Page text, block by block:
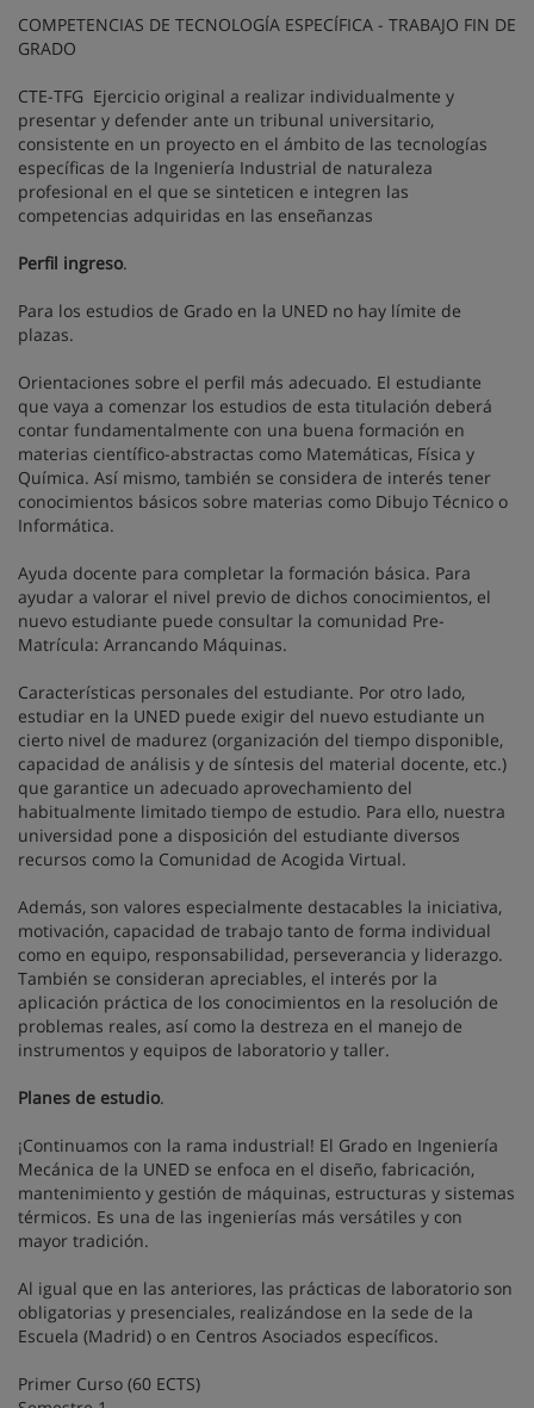
COMPETENCIAS DE TECNOLOGÍA ESPECÍFICA - TRABAJO FIN DE
GRADO
CTE-TFG Ejercicio original a realizar individualmente y
presentar y defender ante un tribunal universitario,
consistente en un proyecto en el ámbito de las tecnologías
específicas de la Ingeniería Industrial de naturaleza
profesional en el que se sinteticen e integren las
competencias adquiridas en las enseñanzas
Perfil ingreso.
Para los estudios de Grado en la UNED no hay límite de
plazas.
Orientaciones sobre el perfil más adecuado. El estudiante
que vaya a comenzar los estudios de esta titulación deberá
contar fundamentalmente con una buena formación en
materias científico-abstractas como Matemáticas, Física y
Química. Así mismo, también se considera de interés tener
conocimientos básicos sobre materias como Dibujo Técnico o
Informática.
Ayuda docente para completar la formación básica. Para
ayudar a valorar el nivel previo de dichos conocimientos, el
nuevo estudiante puede consultar la comunidad Pre-
Matrícula: Arrancando Máquinas.
Características personales del estudiante. Por otro lado,
estudiar en la UNED puede exigir del nuevo estudiante un
cierto nivel de madurez (organización del tiempo disponible,
capacidad de análisis y de síntesis del material docente, etc.)
que garantice un adecuado aprovechamiento del
habitualmente limitado tiempo de estudio. Para ello, nuestra
universidad pone a disposición del estudiante diversos
recursos como la Comunidad de Acogida Virtual.
Además, son valores especialmente destacables la iniciativa,
motivación, capacidad de trabajo tanto de forma individual
como en equipo, responsabilidad, perseverancia y liderazgo.
También se consideran apreciables, el interés por la
aplicación práctica de los conocimientos en la resolución de
problemas reales, así como la destreza en el manejo de
instrumentos y equipos de laboratorio y taller.
Planes de estudio.
¡Continuamos con la rama industrial! El Grado en Ingeniería
Mecánica de la UNED se enfoca en el diseño, fabricación,
mantenimiento y gestión de máquinas, estructuras y sistemas
térmicos. Es una de las ingenierías más versátiles y con
mayor tradición.
Al igual que en las anteriores, las prácticas de laboratorio son
obligatorias y presenciales, realizándose en la sede de la
Escuela (Madrid) o en Centros Asociados específicos.
Primer Curso (60 ECTS)